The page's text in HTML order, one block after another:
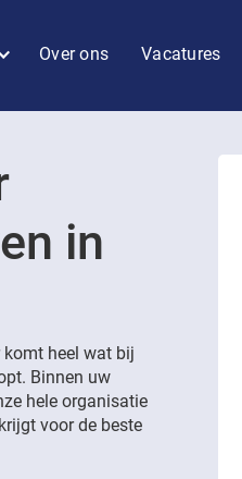
Over ons Vacatures
in
heel wat bij
Binnen uw
hele organisatie
voor de beste